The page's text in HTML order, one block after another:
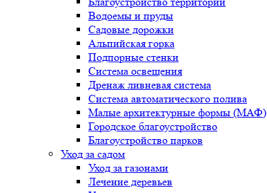
Водоемы и пруды
Садовые дорожки
Альпийская горка
Подпорные стенки
Система освещения
Дренаж ливневая система
Система автоматического полива
Малые архитектурные формы (МАФ)
Городское благоустройство
Благоустройство парков
Уход за садом
Уход за газонами
Лечение деревьев